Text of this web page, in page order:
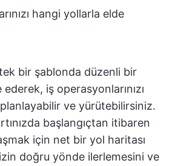
hangi yollarla elde
bir şablonda düzenli bir
iş operasyonlarınızı
ve yürütebilirsiniz.
başlangıçtan itibaren
için net bir yol haritası
doğru yönde ilerlemesini ve